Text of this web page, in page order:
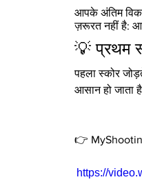
आपके अंतिम
ज़रूरत नहीं है:
💡 प्रथम
पहला स्कोर
आसान हो जाता
👉
https://